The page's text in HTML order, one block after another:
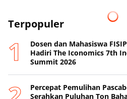
Terpopuler
Dosen dan Mahasiswa
Hadiri The Iconomics 7th
Summit 2026
Percepat Pemulihan
Serahkan Puluhan Ton